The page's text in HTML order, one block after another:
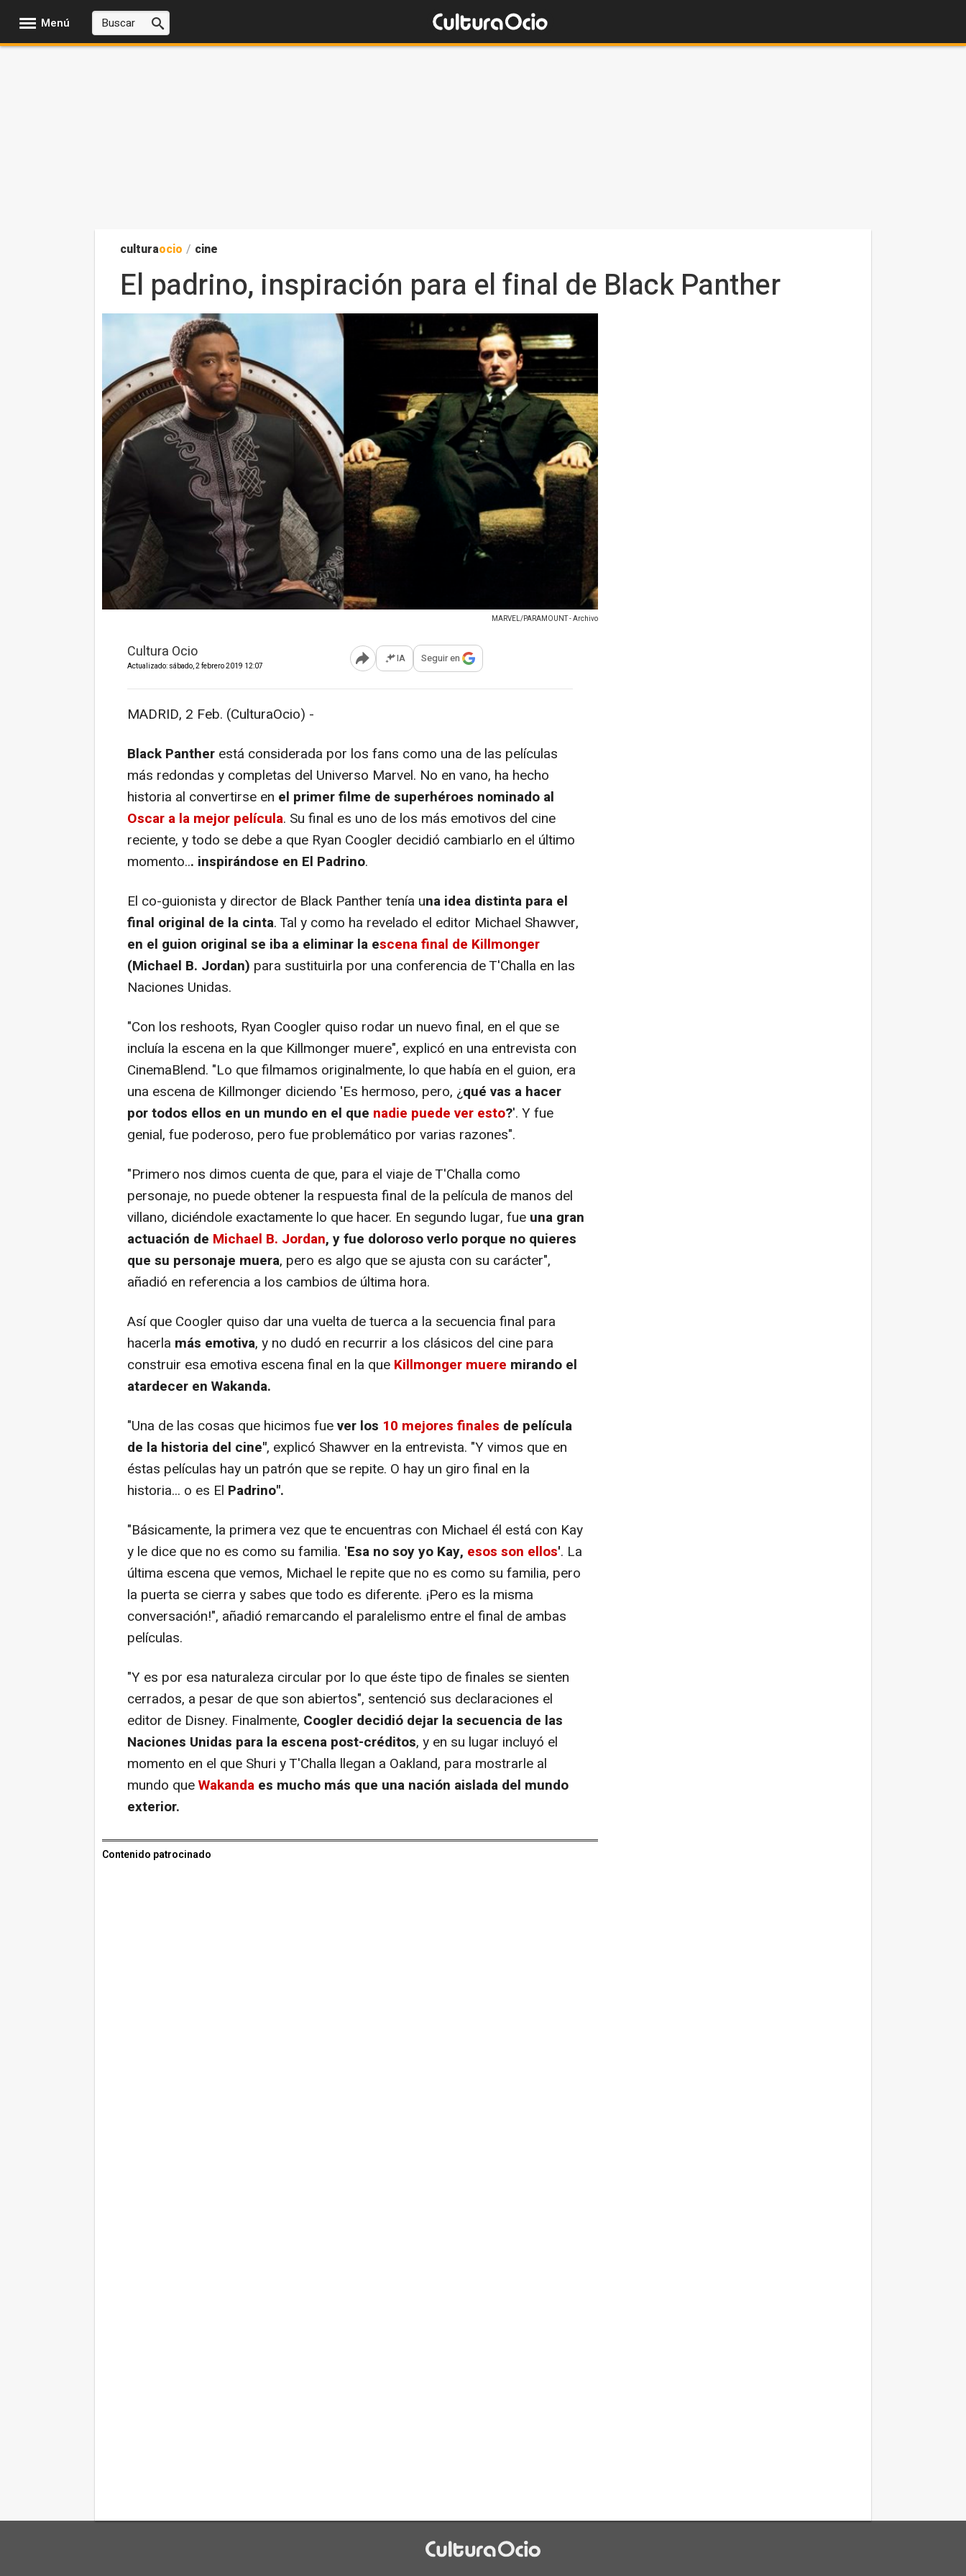
Menú
culturaocio / cine
El padrino, inspiración para el final de Black Panther
MARVEL/PARAMOUNT - Archivo
Cultura Ocio
Actualizado: sábado, 2 febrero 2019 12:07 Abrir opciones para compartir
IA Seguir en
MADRID, 2 Feb. (CulturaOcio) -
Black Panther está considerada por los fans como una de las películas
más redondas y completas del Universo Marvel. No en vano, ha hecho
historia al convertirse en el primer filme de superhéroes nominado al
Oscar a la mejor película. Su final es uno de los más emotivos del cine
reciente, y todo se debe a que Ryan Coogler decidió cambiarlo en el último
momento... inspirándose en El Padrino.
El co-guionista y director de Black Panther tenía una idea distinta para el
final original de la cinta. Tal y como ha revelado el editor Michael Shawver,
en el guion original se iba a eliminar la escena final de Killmonger
(Michael B. Jordan) para sustituirla por una conferencia de T'Challa en las
Naciones Unidas.
"Con los reshoots, Ryan Coogler quiso rodar un nuevo final, en el que se
incluía la escena en la que Killmonger muere", explicó en una entrevista con
CinemaBlend. "Lo que filmamos originalmente, lo que había en el guion, era
una escena de Killmonger diciendo 'Es hermoso, pero, ¿qué vas a hacer
por todos ellos en un mundo en el que nadie puede ver esto?'. Y fue
genial, fue poderoso, pero fue problemático por varias razones".
"Primero nos dimos cuenta de que, para el viaje de T'Challa como
personaje, no puede obtener la respuesta final de la película de manos del
villano, diciéndole exactamente lo que hacer. En segundo lugar, fue una gran
actuación de Michael B. Jordan, y fue doloroso verlo porque no quieres
que su personaje muera, pero es algo que se ajusta con su carácter",
añadió en referencia a los cambios de última hora.
Así que Coogler quiso dar una vuelta de tuerca a la secuencia final para
hacerla más emotiva, y no dudó en recurrir a los clásicos del cine para
construir esa emotiva escena final en la que Killmonger muere mirando el
atardecer en Wakanda.
"Una de las cosas que hicimos fuever los 10 mejores finales de película
de la historia del cine", explicó Shawver en la entrevista. "Y vimos que en
éstas películas hay un patrón que se repite. O hay un giro final en la
historia... o es El Padrino".
"Básicamente, la primera vez que te encuentras con Michael él está con Kay
y le dice que no es como su familia. 'Esa no soy yo Kay, esos son ellos'. La
última escena que vemos, Michael le repite que no es como su familia, pero
la puerta se cierra y sabes que todo es diferente. ¡Pero es la misma
conversación!", añadió remarcando el paralelismo entre el final de ambas
películas.
"Y es por esa naturaleza circular por lo que éste tipo de finales se sienten
cerrados, a pesar de que son abiertos", sentenció sus declaraciones el
editor de Disney. Finalmente, Coogler decidió dejar la secuencia de las
Naciones Unidas para la escena post-créditos, y en su lugar incluyó el
momento en el que Shuri y T'Challa llegan a Oakland, para mostrarle al
mundo queWakanda es mucho más que una nación aislada del mundo
exterior.
Contenido patrocinado